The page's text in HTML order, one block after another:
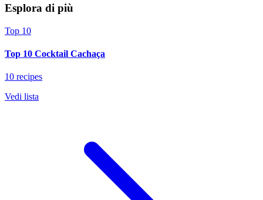
Esplora di più
Top 10
Top 10 Cocktail Cachaça
10 recipes
Vedi lista